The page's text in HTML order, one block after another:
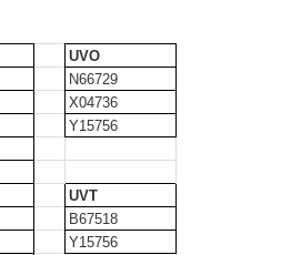
UVO
N66729
X04736
Y15756
UVT
B67518
Y15756